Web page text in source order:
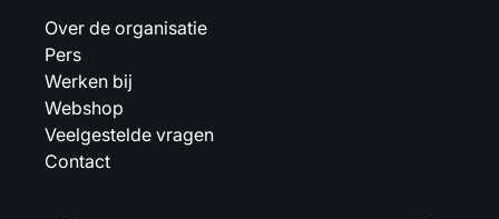
Over de organisatie
Pers
Werken bij
Webshop
Veelgestelde vragen
Contact